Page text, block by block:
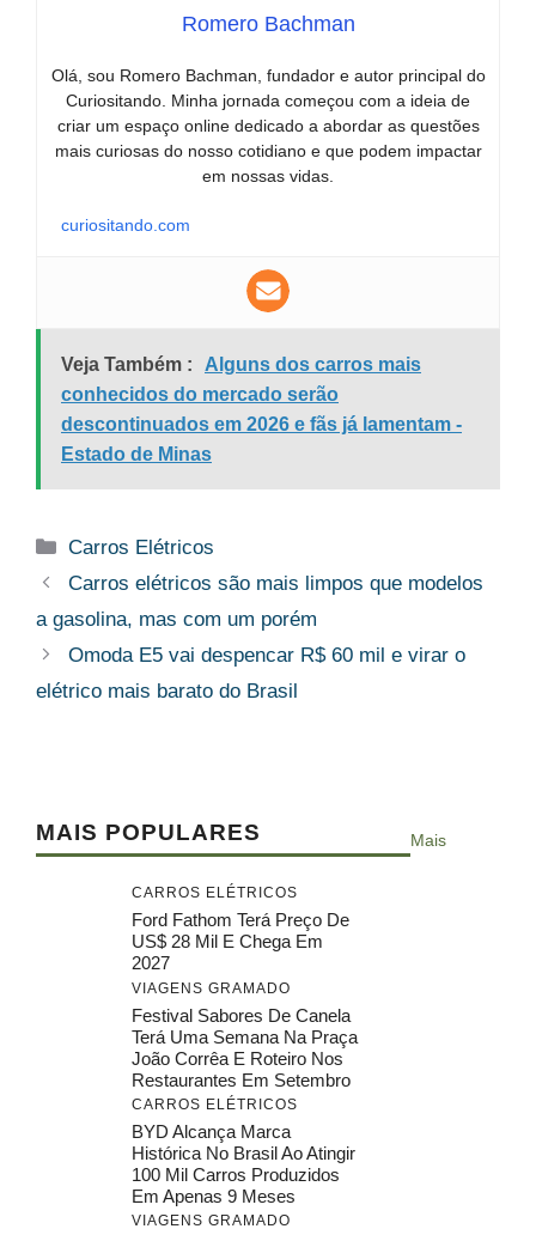
Romero Bachman
Olá, sou Romero Bachman, fundador e autor principal do
Curiositando. Minha jornada começou com a ideia de
criar um espaço online dedicado a abordar as questões
mais curiosas do nosso cotidiano e que podem impactar
em nossas vidas.
curiositando.com
Veja Também :
Alguns dos carros mais
conhecidos do mercado serão
descontinuados em 2026 e fãs já lamentam -
Estado de Minas
Categorias
Carros Elétricos
Carros elétricos são mais limpos que modelos
a gasolina, mas com um porém
Omoda E5 vai despencar R$ 60 mil e virar o
elétrico mais barato do Brasil
MAIS POPULARES Mais
CARROS ELÉTRICOS
Ford Fathom Terá Preço De
US$ 28 Mil E Chega Em
2027
VIAGENS GRAMADO
Festival Sabores De Canela
Terá Uma Semana Na Praça
João Corrêa E Roteiro Nos
Restaurantes Em Setembro
CARROS ELÉTRICOS
BYD Alcança Marca
Histórica No Brasil Ao Atingir
100 Mil Carros Produzidos
Em Apenas 9 Meses
VIAGENS GRAMADO